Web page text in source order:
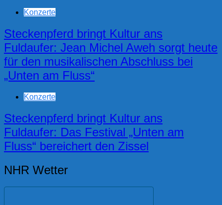
Konzerte
Steckenpferd bringt Kultur ans
Fuldaufer: Jean Michel Aweh sorgt heute
für den musikalischen Abschluss bei
„Unten am Fluss“
Konzerte
Steckenpferd bringt Kultur ans
Fuldaufer: Das Festival „Unten am
Fluss“ bereichert den Zissel
NHR Wetter